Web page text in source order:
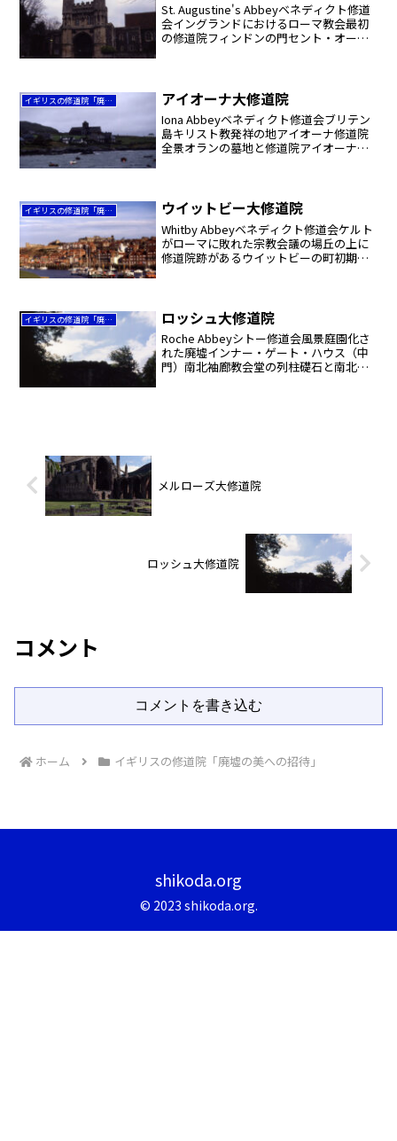
St. Augustine's Abbeyベネディクト修道
会イングランドにおけるローマ教会最初
の修道院フィンドンの門セント・オーガ
た。...
イギリスの修道院「廃墟の美への招待」 アイオーナ大修道院
Iona Abbeyベネディクト修道会ブリテン
島キリスト教発祥の地アイオーナ修道院
全景オランの墓地と修道院アイオーナ修
ストラスクライ...
イギリスの修道院「廃墟の美への招待」 ウイットビー大修道院
Whitby Abbeyベネディクト修道会ケルト
がローマに敗れた宗教会議の場丘の上に
修道院跡があるウイットビーの町初期ゴ
ークシャー、...
イギリスの修道院「廃墟の美への招待」 ロッシュ大修道院
Roche Abbeyシトー修道会風景庭園化さ
れた廃墟インナー・ゲート・ハウス（中
門）南北袖廊教会堂の列柱礎石と南北両
メルローズ大修道院
ロッシュ大修道院
コメント
コメントを書き込む
ホーム イギリスの修道院「廃墟の美への招待」
shikoda.org
© 2023 shikoda.org.